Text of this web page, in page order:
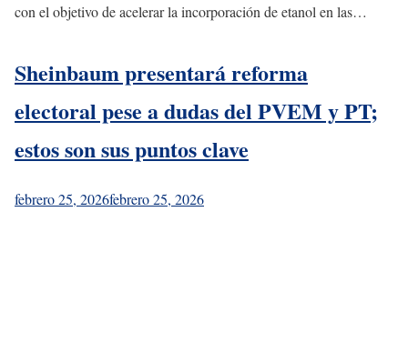
con el objetivo de acelerar la incorporación de etanol en las…
Sheinbaum presentará reforma
electoral pese a dudas del PVEM y PT;
estos son sus puntos clave
febrero 25, 2026febrero 25, 2026